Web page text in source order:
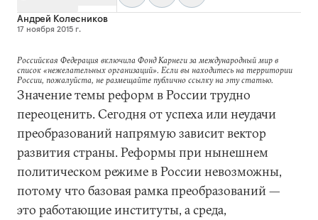
Андрей Колесников
17 ноября 2015 г.
Российская Федерация включила Фонд Карнеги за международный мир в
список «нежелательных организаций». Если вы находитесь на территории
России, пожалуйста, не размещайте публично ссылку на эту статью.
Значение темы реформ в России трудно
переоценить. Сегодня от успеха или неудачи
преобразований напрямую зависит вектор
развития страны. Реформы при нынешнем
политическом режиме в России невозможны,
потому что базовая рамка преобразований —
это работающие институты, а среда,